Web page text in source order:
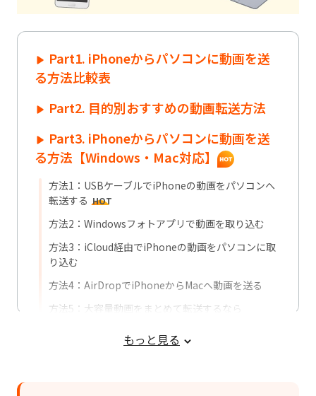
Part1. iPhoneからパソコンに動画を送
る方法比較表
Part2. 目的別おすすめの動画転送方法
Part3. iPhoneからパソコンに動画を送
る方法【Windows・Mac対応】
方法1：USBケーブルでiPhoneの動画をパソコンへ
転送する HOT
方法2：Windowsフォトアプリで動画を取り込む
方法3：iCloud経由でiPhoneの動画をパソコンに取
り込む
方法4：AirDropでiPhoneからMacへ動画を送る
方法5：大容量動画をまとめて転送するなら
方法6：メールを使ってiPhoneからパソコンに動画
もっと見る